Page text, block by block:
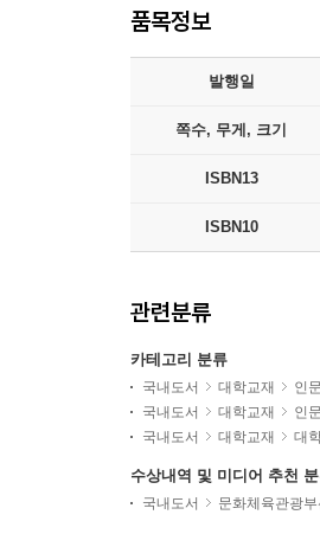
품목정보
발행일
쪽수, 무게, 크기
ISBN13
ISBN10
관련분류
카테고리 분류
국내도서 대학교재 인
국내도서
대학교재 인
국내도서
대학교재 대
수상내역 및 미디어 추천
국내도서 문화체육관광